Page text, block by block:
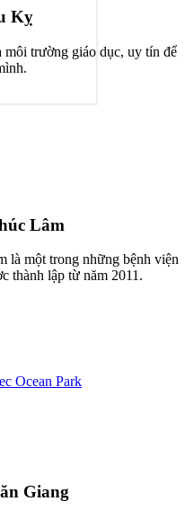
Kỵ
trường giáo dục, uy tín để
Lâm
là một trong những bệnh viện
thành lập từ năm 2011.
Ocean Park
Giang